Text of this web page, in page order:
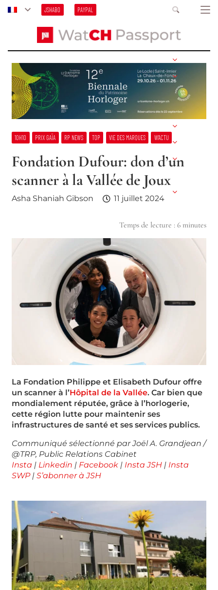
JSHABO PAYPAL
10H10 PRIX GAÏA RP NEWS TOP VIE DES MARQUES W’ACTU
Fondation Dufour: don d’un
scanner à la Vallée de Joux
Asha Shaniah Gibson 11 juillet 2024
Temps de lecture : 6 minutes
La Fondation Philippe et Elisabeth Dufour offre
un scanner à l’Hôpital de la Vallée. Car bien que
mondialement réputée, grâce à l’horlogerie,
cette région lutte pour maintenir ses
infrastructures de santé et ses services publics.
Communiqué sélectionné par Joël A. Grandjean /
@TRP, Public Relations Cabinet
Insta | Linkedin | Facebook | Insta JSH | Insta
SWP| S’abonner à JSH